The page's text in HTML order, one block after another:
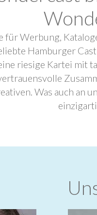
Werbung,
Hamburger
riesige Kartei mit
Was auch an